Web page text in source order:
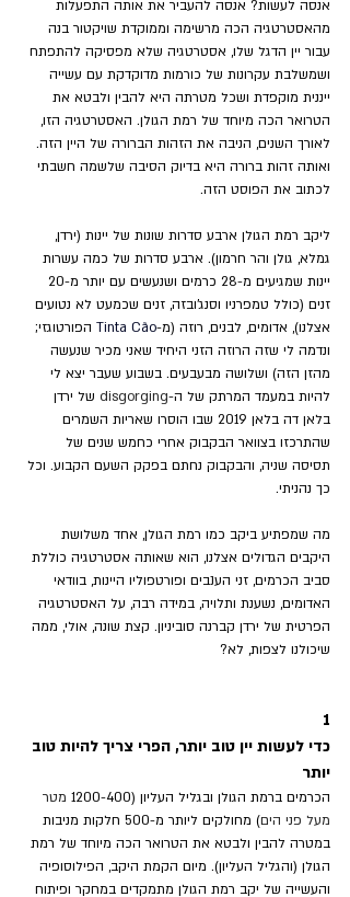
אנסה לעשות? אנסה להעביר את אותה התפעלות
מהאסטרטגיה הכה מרשימה וממוקדת שויקטור בנה
עבור יין הדגל שלו, אסטרטגיה שלא מפסיקה להתפתח
ושמשלבת עקרונות של כורמות מדוקדקת עם עשייה
ייננית מוקפדת ושכל מטרתה היא להבין ולבטא את
הטרואר הכה מיוחד של רמת הגולן. האסטרטגיה הזו,
לאורך השנים, הניבה את הזהות הברורה של היין הזה.
ואותה זהות ברורה היא בדיוק הסיבה שלשמה חשבתי
לכתוב את הפוסט הזה.
ליקב רמת הגולן ארבע סדרות שונות של יינות (ירדן,
גמלא, גולן והר חרמון). ארבע סדרות של כמה עשרות
זנים (כולל טמפרניו וסנג'ובזה, זנים שכמעט לא נטועים
אצלנו), אדומים, לבנים, רוזה (מ-Tinta Cão הפורטוגזי;
ונדמה לי שזה הרוזה הזני היחיד שאני מכיר שנעשה
מהזן הזה) ושלושה מבעבעים. בשבוע שעבר יצא לי
להיות במעמד המרתק של ה-disgorging של ירדן
בלאן דה בלאן 2019 שבו הוסרו שאריות השמרים
שהתרכזו בצוואר הבקבוק אחרי כחמש שנים של
תסיסה שניה, והבקבוק נחתם בפקק השעם הקבוע. וכל
כך נהניתי.
מה שמפתיע ביקב כמו רמת הגולן, אחד משלושת
היקבים הגדולים אצלנו, הוא שאותה אסטרטגיה כוללת
סביב הכרמים, זני הענבים ופורטפוליו היינות, בוודאי
האדומים, נשענת ותלויה, במידה רבה, על האסטרטגיה
הפרטית של ירדן קברנה סוביניון. קצת שונה, אולי, ממה
שיכולנו לצפות, לא?
1
כדי לעשות יין טוב יותר, הפרי צריך להיות טוב
יותר
הכרמים ברמת הגולן ובגליל העליון (1200-400
מטר
מעל פני הים
) מחולקים ליותר מ-500 חלקות מניבות
במטרה להבין ולבטא את הטרואר הכה מיוחד של רמת
הגולן (והגליל העליון). מיום הקמת היקב, הפילוסופיה
והעשייה של יקב רמת הגולן מתמקדים במחקר ופיתוח